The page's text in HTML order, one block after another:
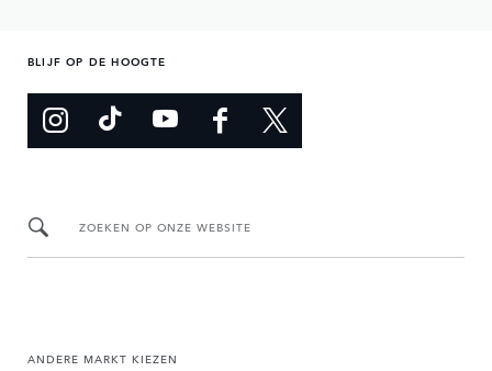
BLIJF OP DE HOOGTE
ZOEKEN OP ONZE WEBSITE
ANDERE MARKT KIEZEN